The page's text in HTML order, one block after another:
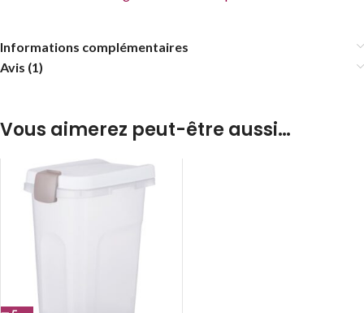
Informations complémentaires
Avis (1)
Vous aimerez peut-être aussi…